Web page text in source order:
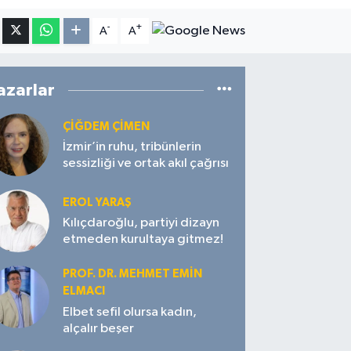
A- A+
ÇIĞDEM ÇIMEN
İzmir’in ruhu, tribünlerin
sessizliği ve ortak akıl çağrısı
EROL YARAŞ
Kılıçdaroğlu, partiyi dizayn
etmeden kurultaya gitmez!
PROF. DR. MEHMET EMIN
ELMACI
Elbet sefil olursa kadın,
alçalır beşer